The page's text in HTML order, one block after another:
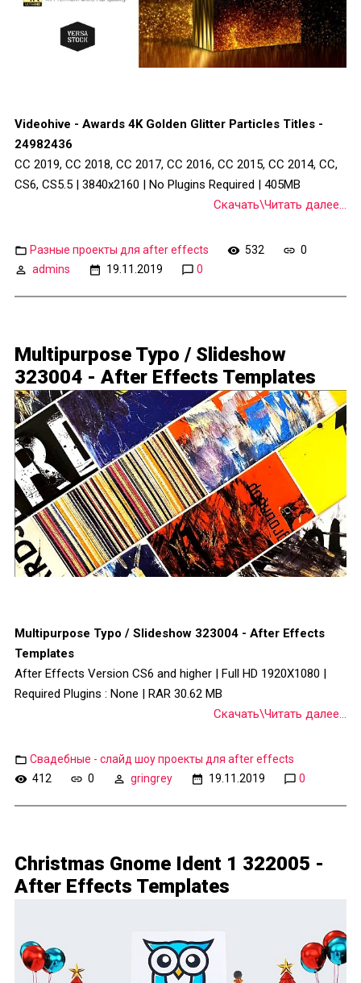
Videohive - Awards 4K Golden Glitter Particles Titles -
24982436
CC 2019, CC 2018, CC 2017, CC 2016, CC 2015, CC 2014, CC,
CS6, CS5.5 | 3840x2160 | No Plugins Required | 405MB
Скачать\Читать далее...
Разные проекты для after effects 532
0
admins
19.11.2019 0
Multipurpose Typo / Slideshow
323004 - After Effects Templates
Multipurpose Typo / Slideshow 323004 - After Effects
Templates
After Effects Version CS6 and higher | Full HD 1920X1080 |
Required Plugins : None | RAR 30.62 MB
Скачать\Читать далее...
Свадебные - слайд шоу проекты для after effects
412
0 gringrey 19.11.2019 0
Christmas Gnome Ident 1 322005 -
After Effects Templates